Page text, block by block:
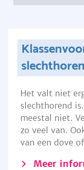
Het valt niet
slechthorend
meestal niet.
zo veel van.
van een dove
Meer